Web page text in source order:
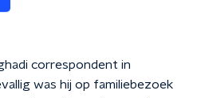
correspondent in
was hij op familiebezoek